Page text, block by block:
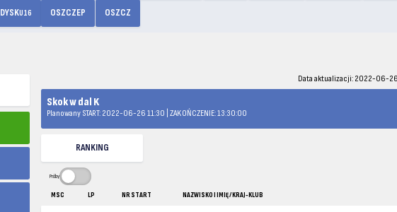
DYSKU16 OSZCZEP OSZCZ
Data aktualizacji: 2022-06-26
Skok w dal K
Planowany START: 2022-06-26 11:30 | ZAKOŃCZENIE: 13:30:00
RANKING
Próby
MSC LP NR START NAZWISKO I IMIĘ / KRAJ-KLUB